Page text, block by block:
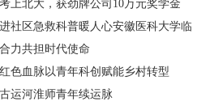
上北大，获劲牌公司10万元奖学金
社区急救科普暖人心安徽医科大学临
力共担时代使命
色血脉以青年科创赋能乡村转型
运河淮师青年续运脉